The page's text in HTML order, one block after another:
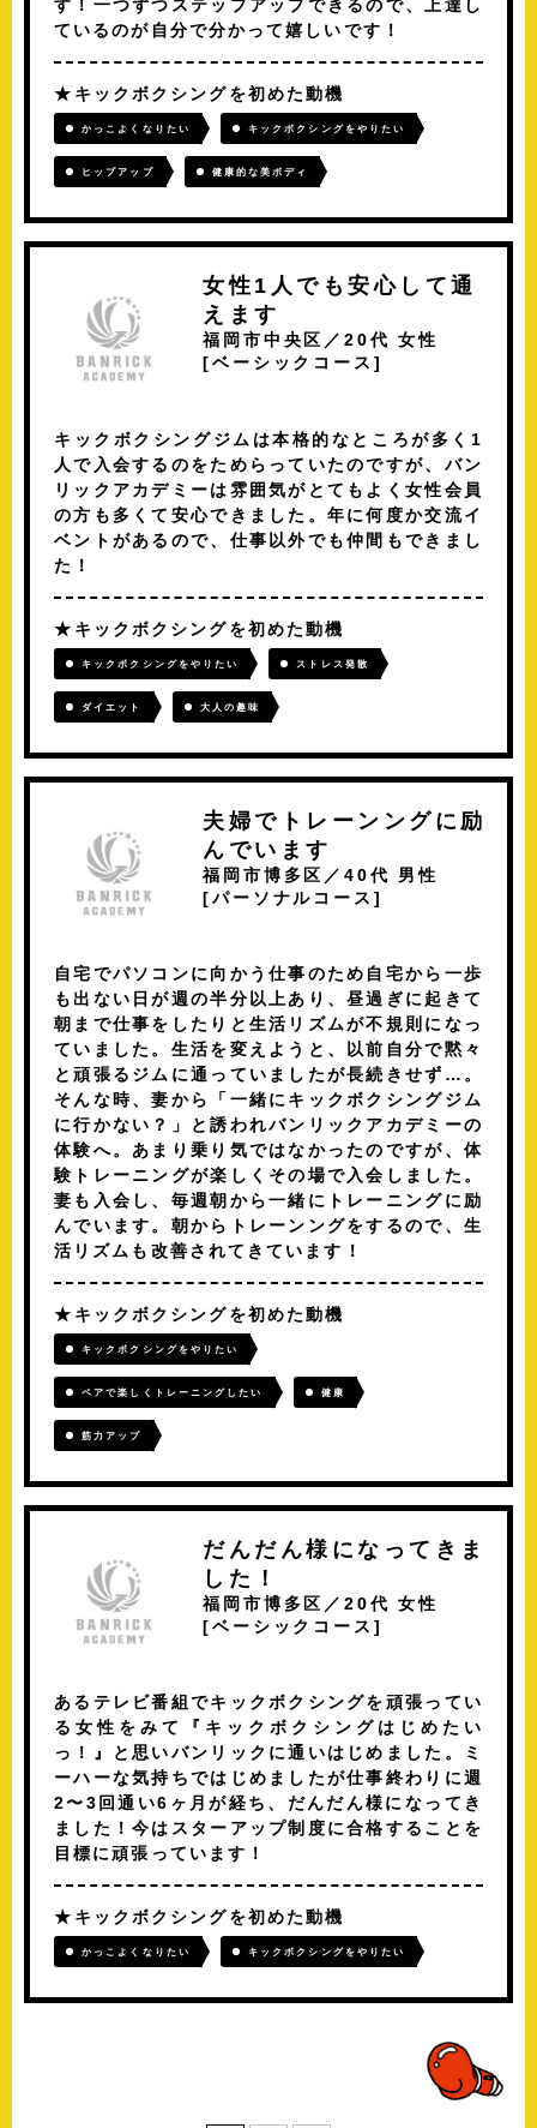
す！一つずつステップアップできるので、上達し
ているのが自分で分かって嬉しいです！
キックボクシングを初めた動機
かっこよくなりたい キックボクシングをやりたい
ヒップアップ 健康的な美ボディ
女性1人でも安心して通
えます
福岡市中央区／20代 女性
[ベーシックコース ]
キックボクシングジムは本格的なところが多く1
人で入会するのをためらっていたのですが、バン
リックアカデミーは雰囲気がとてもよく女性会員
の方も多くて安心できました。年に何度か交流イ
ベントがあるので、仕事以外でも仲間もできまし
た！
キックボクシングを初めた動機
キックボクシングをやりたい ストレス発散
ダイエット 大人の趣味
夫婦でトレーンングに励
んでいます
福岡市博多区／40代 男性
[パーソナルコース ]
自宅でパソコンに向かう仕事のため自宅から一歩
も出ない日が週の半分以上あり、昼過ぎに起きて
朝まで仕事をしたりと生活リズムが不規則になっ
ていました。生活を変えようと、以前自分で黙々
と頑張るジムに通っていましたが長続きせず…。
そんな時、妻から「一緒にキックボクシングジム
に行かない？」と誘われバンリックアカデミーの
体験へ。あまり乗り気ではなかったのですが、体
験トレーニングが楽しくその場で入会しました。
妻も入会し、毎週朝から一緒にトレーニングに励
んでいます。朝からトレーンングをするので、生
活リズムも改善されてきています！
キックボクシングを初めた動機
キックボクシングをやりたい
ペアで楽しくトレーニングしたい 健康
筋力アップ
だんだん様になってきま
した！
福岡市博多区／20代 女性
[ベーシックコース ]
あるテレビ番組でキックボクシングを頑張ってい
る女性をみて『キックボクシングはじめたい
っ！』と思いバンリックに通いはじめました。ミ
ーハーな気持ちではじめましたが仕事終わりに週
2〜3回通い6ヶ月が経ち、だんだん様になってき
ました！今はスターアップ制度に合格することを
目標に頑張っています！
キックボクシングを初めた動機
かっこよくなりたい キックボクシングをやりたい